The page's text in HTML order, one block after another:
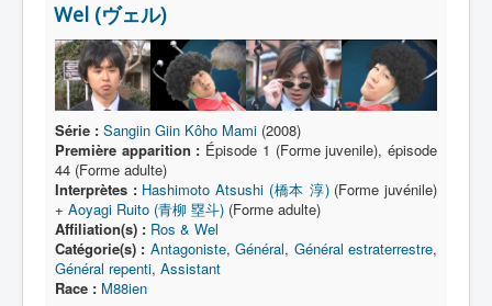
Lexique
Série
Acteur
Équipe
Personnage
Transformation
Équipement
Mecha
Wel (ヴェル)
Série : Sangiin Giin Kôho Mami (2008)
Première apparition : Épisode 1 (Forme juvenile), épisode
44 (Forme adulte)
Interprètes : Hashimoto Atsushi (橋本 淳)(Forme juvénile)
+ Aoyagi Ruito (青柳 塁斗) (Forme adulte)
Affiliation(s) : Ros & Wel
Catégorie(s) : Antagoniste,Général, Général estraterrestre,
Général repenti, Assistant
Race : M88ien